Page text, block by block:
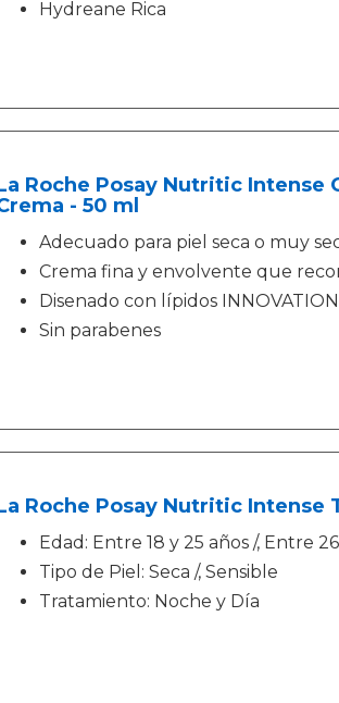
Hydreane Rica
Roche Posay Nutritic
- 50 ml
Adecuado para piel seca o muy
Crema fina y envolvente que
Disenado con lípidos
Sin parabenes
Roche Posay Nutritic Intense
Edad: Entre 18 y 25 años /, Entre
Tipo de Piel: Seca /, Sensible
Tratamiento: Noche y Día